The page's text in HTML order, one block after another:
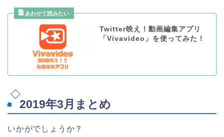
Twitter映え！動画編集アプリ
「Vivavideo」を使ってみた！
2019年3月まとめ
いかがでしょうか？